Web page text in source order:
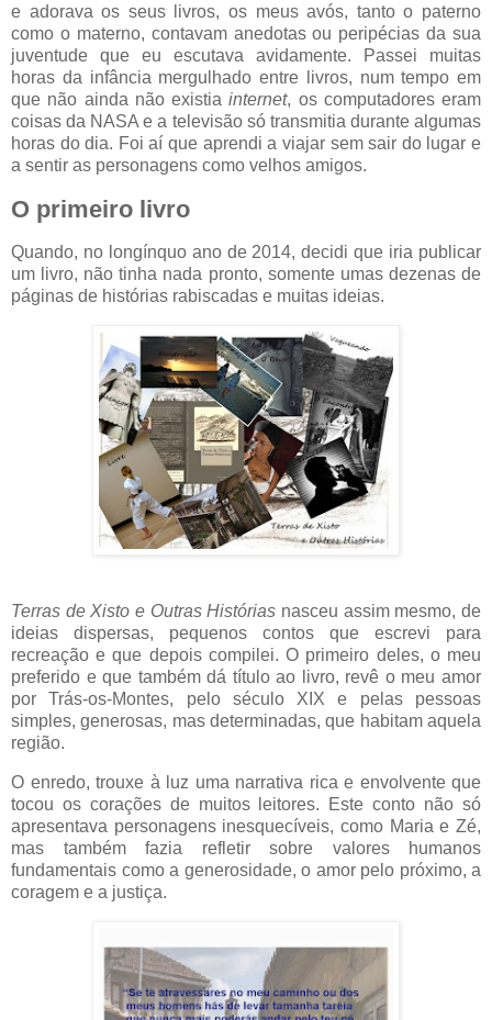
e adorava os seus livros, os meus avós, tanto o paterno
como o materno, contavam anedotas ou peripécias da sua
juventude que eu escutava avidamente. Passei muitas
horas da infância mergulhado entre livros, num tempo em
que não ainda não existiainternet, os computadores eram
coisas da NASA e a televisão só transmitia durante algumas
horas do dia. Foi aí que aprendi a viajar sem sair do lugar e
a sentir as personagens como velhos amigos.
O primeiro livro
Quando, no longínquo ano de 2014, decidi que iria publicar
um livro, não tinha nada pronto, somente umas dezenas de
páginas de histórias rabiscadas e muitas ideias.
Terras de Xisto e Outras Histórias nasceu assim mesmo, de
ideias dispersas, pequenos contos que escrevi para
recreação e que depois compilei. O primeiro deles, o meu
preferido e que também dá título ao livro, revê o meu amor
por Trás-os-Montes, pelo século XIX e pelas pessoas
simples, generosas, mas determinadas, que habitam aquela
região.
O enredo, trouxe à luz uma narrativa rica e envolvente que
tocou os corações de muitos leitores. Este conto não só
apresentava personagens inesquecíveis, como Maria e Zé,
mas também fazia refletir sobre valores humanos
fundamentais como a generosidade, o amor pelo próximo, a
coragem e a justiça.